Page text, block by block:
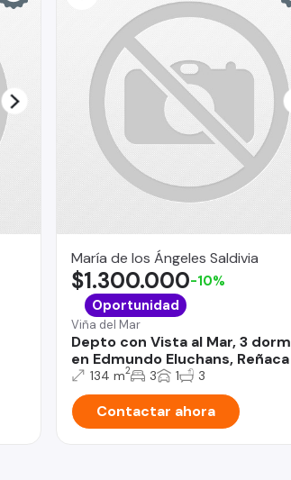
María de los Ángeles Saldivia
Viña del Mar
Depto con Vista al Mar, 3 dorm
en Edmundo Eluchans, Reñaca
$1.300.000-10%
Oportunidad
134 m2 3 1 3
Contactar ahora